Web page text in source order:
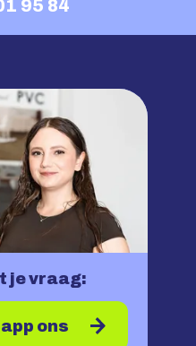
95 84
je vraag:
ons